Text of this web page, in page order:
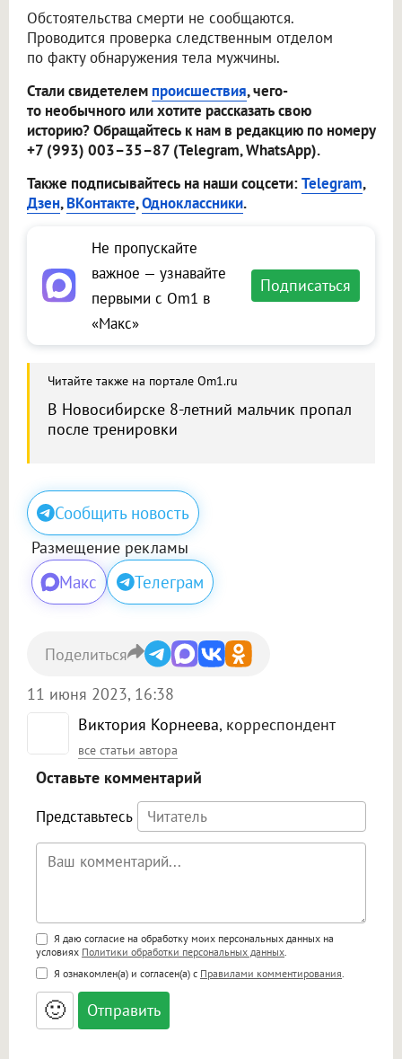
Обстоятельства смерти не сообщаются.
Проводится проверка следственным отделом
по факту обнаружения тела мужчины.
Стали свидетелем происшествия, чего-
то необычного или хотите рассказать свою
историю? Обращайтесь к нам в редакцию по номеру
+7 (993) 003–35–87 (Telegram, WhatsApp).
Также подписывайтесь на наши соцсети:Telegram,
Дзен,ВКонтакте,Одноклассники.
Не пропускайте
важное — узнавайте
первыми с Om1 в
«Макс»
Подписаться
Читайте также на портале Om1.ru
В Новосибирске 8-летний мальчик пропал
после тренировки
Сообщить новость
Размещение рекламы
Макс Телеграм
Виктория Корнеева, корреспондент
все статьи автора
11 июня 2023, 16:38
Поделиться
Оставьте комментарий
Представьтесь
Поддержка HTML
<b>, <strong>, <u>, <i>, <em>, <s>, <big>,
<small>, <sup>, <sub>, <pre>, <ul>, <ol>, <li>,
<blockquote>, <code> экранирует HTML,
адреса URL автоматически становятся
ссылками, и [img]адрес[/img] будет
Я даю согласие на обработку моих персональных данных на
условиях Политики обработки персональных данных
Я ознакомлен(а) и согласен(а) с Правилами комментирования
🙂